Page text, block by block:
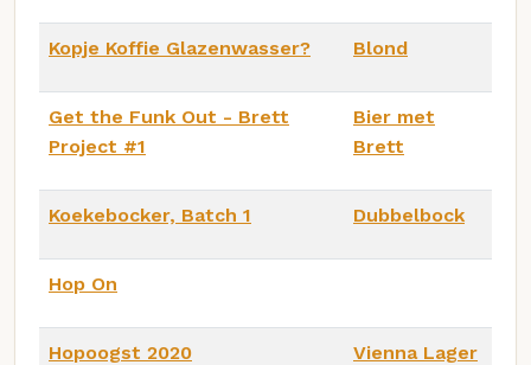
Kopje Koffie Glazenwasser? Blond
Get the Funk Out - Brett
Project #1
Bier met
Brett
Koekebocker, Batch 1 Dubbelbock
Hop On
Hopoogst 2020 Vienna Lager